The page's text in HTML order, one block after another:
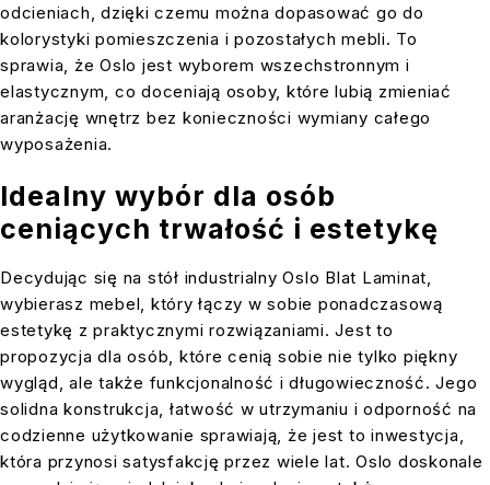
odcieniach, dzięki czemu można dopasować go do
kolorystyki pomieszczenia i pozostałych mebli. To
sprawia, że Oslo jest wyborem wszechstronnym i
elastycznym, co doceniają osoby, które lubią zmieniać
aranżację wnętrz bez konieczności wymiany całego
wyposażenia.
Idealny wybór dla osób
ceniących trwałość i estetykę
Decydując się na stół industrialny Oslo Blat Laminat,
wybierasz mebel, który łączy w sobie ponadczasową
estetykę z praktycznymi rozwiązaniami. Jest to
propozycja dla osób, które cenią sobie nie tylko piękny
wygląd, ale także funkcjonalność i długowieczność. Jego
solidna konstrukcja, łatwość w utrzymaniu i odporność na
codzienne użytkowanie sprawiają, że jest to inwestycja,
która przynosi satysfakcję przez wiele lat. Oslo doskonale